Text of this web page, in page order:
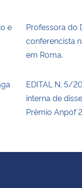
e
Professora do
conferencista
em Roma.
EDITAL N. 5/
interna de
Prêmio Anpof